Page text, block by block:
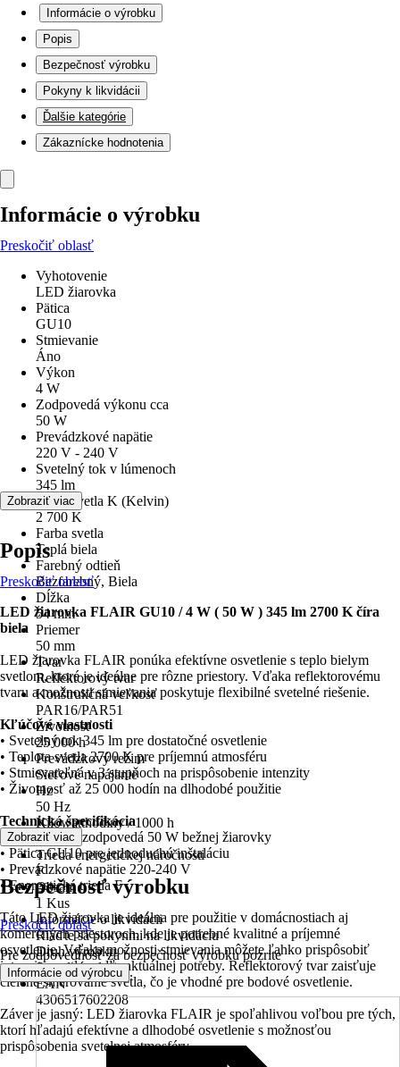
Informácie o výrobku
Popis
Bezpečnosť výrobku
Pokyny k likvidácii
Ďalšie kategórie
Zákaznícke hodnotenia
Informácie o výrobku
Preskočiť oblasť
Vyhotovenie
LED žiarovka
Pätica
GU10
Stmievanie
Áno
Výkon
4 W
Zodpovedá výkonu cca
50 W
Prevádzkové napätie
220 V - 240 V
Svetelný tok v lúmenoch
345 lm
Farba svetla K (Kelvin)
2 700 K
Farba svetla
Teplá biela
Farebný odtieň
Bezfarebný, Biela
Dĺžka
54 mm
Priemer
50 mm
Tvar
Reflektorový tvar
Konštrukčná veľkosť
PAR16/PAR51
Životnosť
25 000 h
Prevádzkový režim
Sieťové napájanie
Hz
50 Hz
Kilowatthodiny / 1000 h
4 kWh
Trieda energetickej náročnosti
F
Obsah
1 Kus
Informácie o likvidácii
Riaďte sa pokynmi na likvidáciu
Druh výrobku
Svetelný zdroj
EAN
4306517602208
Zobraziť viac
Popis
Preskočiť oblasť
LED žiarovka FLAIR GU10 / 4 W ( 50 W ) 345 lm 2700 K číra
biela
LED žiarovka FLAIR ponúka efektívne osvetlenie s teplo bielym
svetlom, ktoré je ideálne pre rôzne priestory. Vďaka reflektorovému
tvaru a možnosti stmievania poskytuje flexibilné svetelné riešenie.
Kľúčové vlastnosti
• Svetelný tok 345 lm pre dostatočné osvetlenie
• Teplota svetla 2700 K pre príjemnú atmosféru
• Stmievateľná v 3 stupňoch na prispôsobenie intenzity
• Životnosť až 25 000 hodín na dlhodobé použitie
Technická špecifikácia
• Výkon 4 W, zodpovedá 50 W bežnej žiarovky
• Pätica GU10 pre jednoduchú inštaláciu
• Prevádzkové napätie 220-240 V
• Energetická trieda F
Táto LED žiarovka je ideálna pre použitie v domácnostiach aj
komerčných priestoroch, kde je potrebné kvalitné a príjemné
osvetlenie. Vďaka možnosti stmievania môžete ľahko prispôsobiť
intenzitu svetla podľa aktuálnej potreby. Reflektorový tvar zaisťuje
cielené smerovanie svetla, čo je vhodné pre bodové osvetlenie.
Záver je jasný: LED žiarovka FLAIR je spoľahlivou voľbou pre tých,
ktorí hľadajú efektívne a dlhodobé osvetlenie s možnosťou
prispôsobenia svetelnej atmosféry.
Zobraziť viac
Bezpečnosť výrobku
Preskočiť oblasť
Pre zodpovednosť za bezpečnosť výrobku pozrite
Informácie od výrobcu .